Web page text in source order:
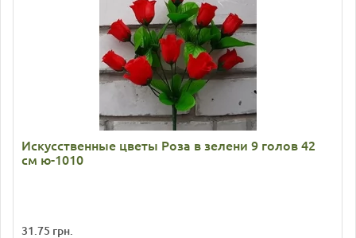
Искусственные цветы Роза в зелени 9 голов 42
см ю-1010
31.75 грн.